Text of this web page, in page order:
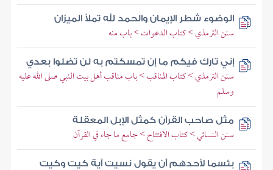
الوضوء شطر الإيمان والحمد لله تملأ الميزان
سنن الترمذي > كتاب الدعوات > باب منه
إني تارك فيكم ما إن تمسكتم به لن تضلوا بعدي
سنن الترمذي > كتاب المناقب > باب مناقب أهل بيت النبي صلى الله عليه
وسلم
مثل صاحب القرآن كمثل الإبل المعقلة
سنن النسائي > كتاب الافتتاح > جامع ما جاء في القرآن
بئسما لأحدهم أن يقول نسيت آية كيت وكيت